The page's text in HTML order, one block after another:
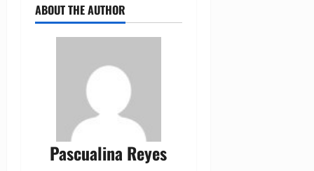
ABOUT THE AUTHOR
Pascualina Reyes